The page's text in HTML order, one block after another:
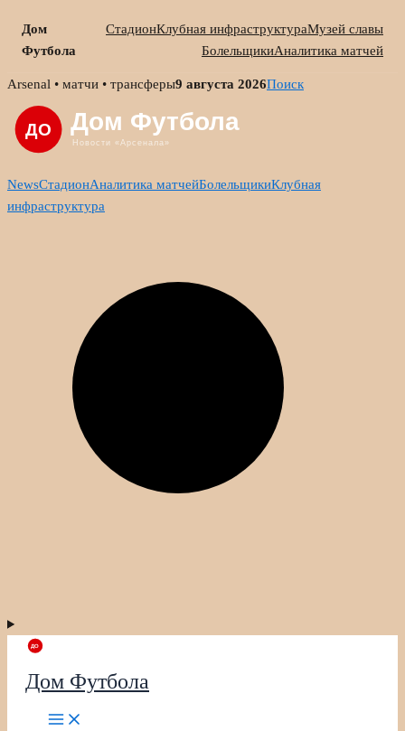
Дом
Футбола
СтадионКлубная инфраструктураМузей славы
БолельщикиАналитика матчей
Skip
content
Arsenal • матчи • трансферы9 августа 2026Поиск
NewsСтадионАналитика матчейБолельщикиКлубная
инфраструктура
Дом Футбола